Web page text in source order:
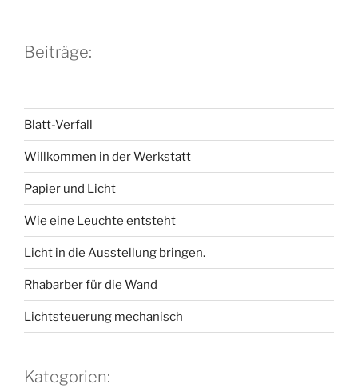
Beiträge:
Blatt-Verfall
Willkommen in der Werkstatt
Papier und Licht
Wie eine Leuchte entsteht
Licht in die Ausstellung bringen.
Rhabarber für die Wand
Lichtsteuerung mechanisch
Kategorien: